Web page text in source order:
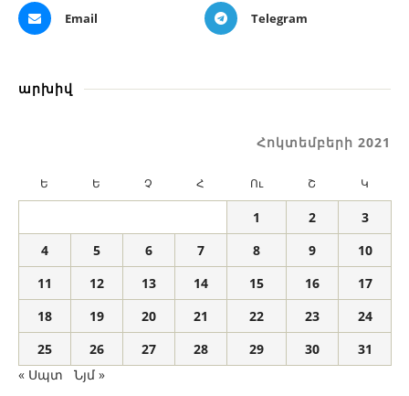
Email Telegram
արխիվ
Հոկտեմբերի 2021
Ե Ե Չ Հ Ու Շ Կ
1 2
3
4
5 6 7 8 9
10
11
12 13 14 15 16
17
18
19 20 21 22 23
24
25
26 27 28 29 30
31
« Սպտ
Նյմ »